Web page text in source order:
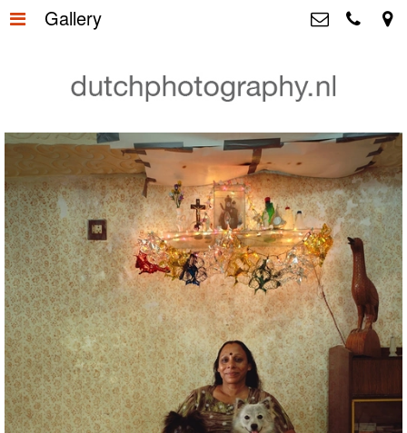
>
About us >
Contact >
Utrechtsedwarsstraat 87, 1017 WD
Amsterdam The Netherlands
+31 6 53755894
info@dutchphotography.nl
Gallery